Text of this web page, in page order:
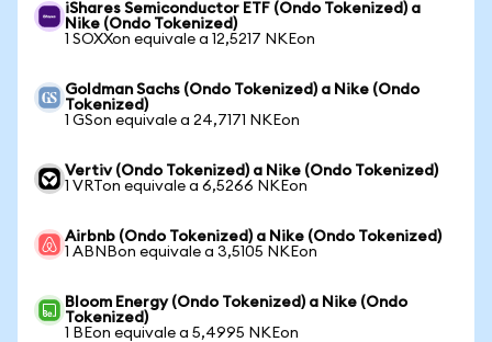
iShares Semiconductor ETF (Ondo Tokenized) a
Nike (Ondo Tokenized)
1 SOXXon equivale a 12,5217 NKEon
Goldman Sachs (Ondo Tokenized) a Nike (Ondo
Tokenized)
1 GSon equivale a 24,7171 NKEon
Vertiv (Ondo Tokenized) a Nike (Ondo Tokenized)
1 VRTon equivale a 6,5266 NKEon
Airbnb (Ondo Tokenized) a Nike (Ondo Tokenized)
1 ABNBon equivale a 3,5105 NKEon
Bloom Energy (Ondo Tokenized) a Nike (Ondo
Tokenized)
1 BEon equivale a 5,4995 NKEon